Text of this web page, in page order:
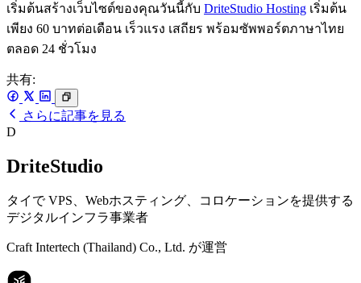
เริ่มต้นสร้างเว็บไซต์ของคุณวันนี้กับ DriteStudio Hosting เริ่มต้น
เพียง 60 บาทต่อเดือน เร็วแรง เสถียร พร้อมซัพพอร์ตภาษาไทย
ตลอด 24 ชั่วโมง
共有:
さらに記事を見る
D
DriteStudio
タイで VPS、Webホスティング、コロケーションを提供する
デジタルインフラ事業者
Craft Intertech (Thailand) Co., Ltd. が運営